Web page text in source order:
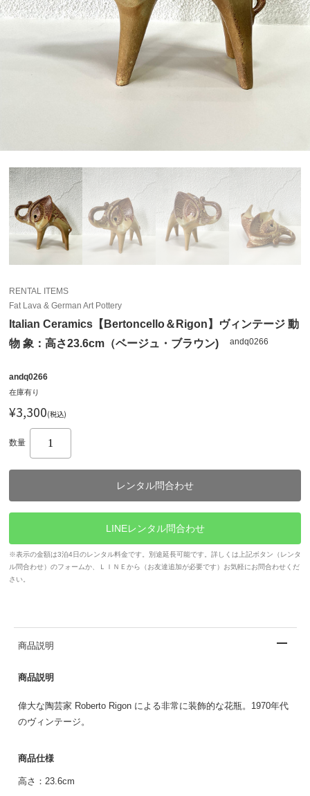
RENTAL ITEMS
Fat Lava & German Art Pottery
Italian Ceramics【Bertoncello＆Rigon】ヴィンテージ 動
物 象：高さ23.6cm（ベージュ・ブラウン)
andq0266
andq0266
在庫有り
¥3,300(税込)
数量
レンタル問合わせ
LINEレンタル問合わせ
※表示の金額は3泊4日のレンタル料金です。別途延長可能です。詳しくは上記ボタン（レンタ
ル問合わせ）のフォームか、ＬＩＮＥから（お友達追加が必要です）お気軽にお問合わせくだ
さい。
商品説明
商品説明
偉大な陶芸家 Roberto Rigon による非常に装飾的な花瓶。1970年代
のヴィンテージ。
商品仕様
高さ：23.6cm